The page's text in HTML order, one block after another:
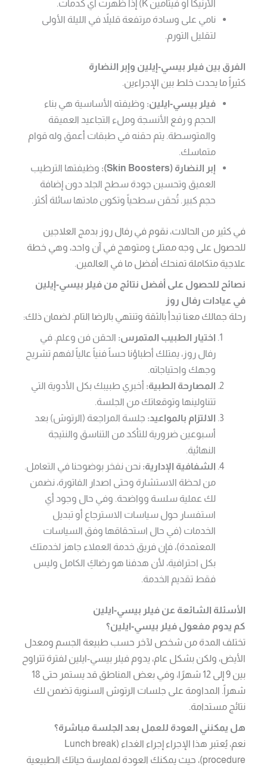
الأرنيكا أو فيتامين K) إذا ظهرت أي كدمات.
نامي على وسادة مرتفعة قليلاً في الليلة الأولى
لتقليل التورم.
الفرق بين فيلر بيسي-إيلين وإبر النضارة
كثيراً ما يحدث خلط بين الإجراءين.
فيلر بيسي-ايلين: وظيفته الأساسية هي بناء
الحجم و رفع الأنسجة وملء التجاعيد العميقة
والمتوسطة. يتم حقنه في طبقات أعمق وله قوام
متماسك.
إبر النضارة (Skin Boosters):
وظيفتها الترطيب
العميق وتحسين جودة سطح الجلد دون إضافة
حجم كبير. تُحقن سطحياً وتكون مادتها سائلة أكثر.
في كثير من الحالات، نقوم في رفال روز بدمج العلاجين
للحصول على وجه ممتلئ ومتوهج في آن واحد، وهي خطة
علاجية متكاملة تمنحك أفضل ما في العالمين.
نصائح للحصول على أفضل نتائج من فيلر بيسي-إيلين
في عيادات رفال روز
رحلة جمالك معنا تبدأ بالثقة وتنتهي بالرضا التام. لضمان ذلك:
اختيار الطبيب المتمرس: الحقن فن وعلم. في
رفال روز، يمتلك أطباؤنا حساً فنياً عالياً لفهم تشريح
وجهك واحتياجاته.
المصارحة الطبية: أخبري طبيبك بكل الأدوية التي
تتناولينها وتوقعاتك من الجلسة.
الالتزام بالمواعيد: جلسة المراجعة (الرتوش) بعد
أسبوعين ضرورية للتأكد من التناسق والنتيجة
النهائية.
الشفافية الإدارية: نحن نفخر بوضوحنا في التعامل.
من لحظة الاستشارة وحتى اصدار الفاتورة، نضمن
لك عملية سلسة وواضحة. وفي حال وجود أي
استفسار حول سياسات الاسترجاع أو تبديل
الخدمات (في حال استحقاقها وفق السياسات
المعتمدة)، فإن فريق خدمة العملاء جاهز لخدمتك
بكل احترافية، لأن هدفنا هو رضاكِ الكامل وليس
فقط تقديم الخدمة.
الأسئلة الشائعة عن فيلر بيسي-ايلين
كم يدوم مفعول فيلر بيسي-ايلين؟
تختلف المدة من شخص لآخر حسب طبيعة الجسم ومعدل
الأيض، ولكن بشكل عام، يدوم فيلر بيسي-ايلين لفترة تتراوح
بين 9 إلى 12 شهرًا، وفي بعض المناطق قد يستمر حتى 18
شهراً. المداومة على جلسات الرتوش السنوية تضمن لك
نتائج مستدامة.
هل يمكنني العودة للعمل بعد الجلسة مباشرة؟
نعم، يُعتبر هذا الإجراء إجراء الغداء (Lunch break
procedure)، حيث يمكنك العودة لممارسة حياتك الطبيعية